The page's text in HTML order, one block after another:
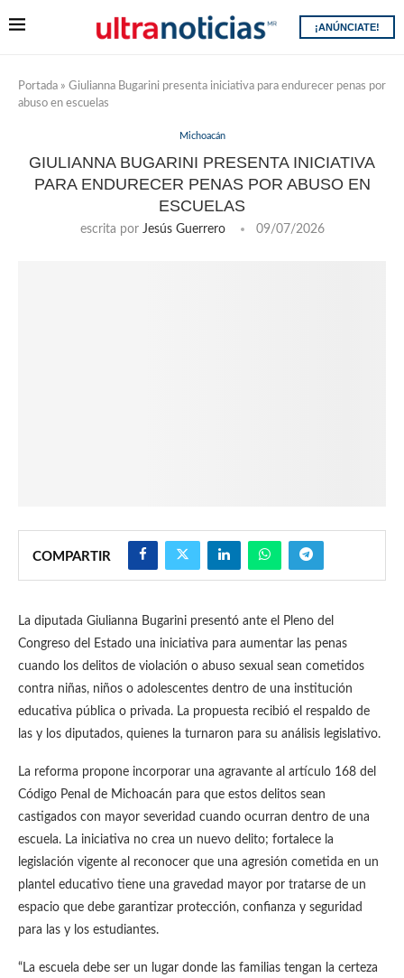
¡ANÚNCIATE!
Portada » Giulianna Bugarini presenta iniciativa para endurecer penas por
abuso en escuelas
Michoacán
GIULIANNA BUGARINI PRESENTA INICIATIVA
PARA ENDURECER PENAS POR ABUSO EN
ESCUELAS
escrita por Jesús Guerrero 09/07/2026
COMPARTIR
La diputada Giulianna Bugarini presentó ante el Pleno del
Congreso del Estado una iniciativa para aumentar las penas
cuando los delitos de violación o abuso sexual sean cometidos
contra niñas, niños o adolescentes dentro de una institución
educativa pública o privada. La propuesta recibió el respaldo de
las y los diputados, quienes la turnaron para su análisis legislativo.
La reforma propone incorporar una agravante al artículo 168 del
Código Penal de Michoacán para que estos delitos sean
castigados con mayor severidad cuando ocurran dentro de una
escuela. La iniciativa no crea un nuevo delito; fortalece la
legislación vigente al reconocer que una agresión cometida en un
plantel educativo tiene una gravedad mayor por tratarse de un
espacio que debe garantizar protección, confianza y seguridad
para las y los estudiantes.
“La escuela debe ser un lugar donde las familias tengan la certeza